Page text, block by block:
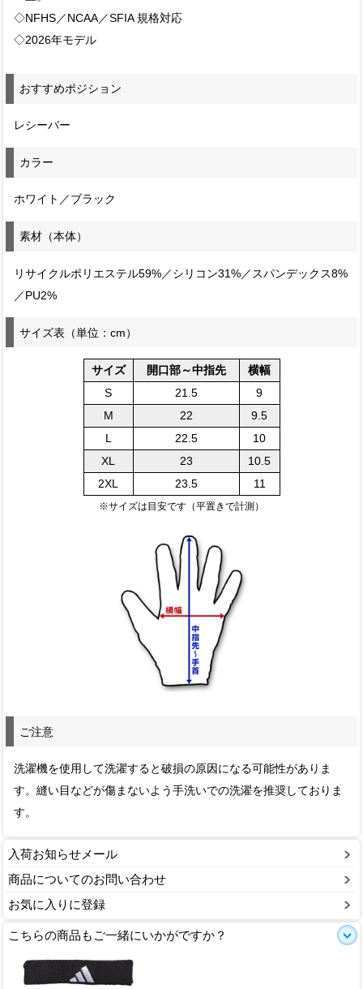
◇NFHS／NCAA／SFIA 規格対応
◇2026年モデル
おすすめポジション
レシーバー
カラー
ホワイト／ブラック
素材（本体）
リサイクルポリエステル59%／シリコン31%／スパンデックス8%
／PU2%
サイズ表（単位：cm）
サイズ 開口部～中指先
横幅
S
21.5
9
M
22
9.5
L
22.5
10
XL
23
10.5
2XL
23.5 11
※サイズは目安です（平置きで計測）
ご注意
洗濯機を使用して洗濯すると破損の原因になる可能性がありま
す。縫い目などが傷まないよう手洗いでの洗濯を推奨しておりま
す。
入荷お知らせメール
商品についてのお問い合わせ
お気に入りに登録
こちらの商品もご一緒にいかがですか？